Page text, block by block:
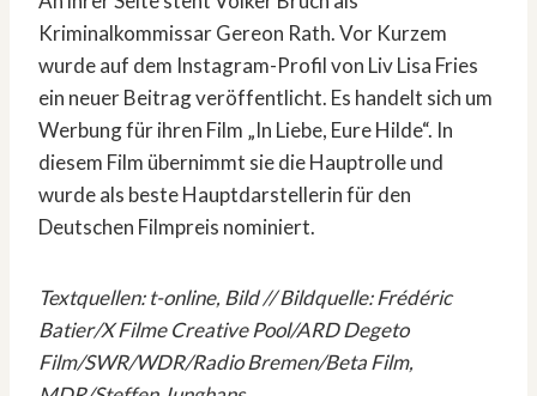
Kriminalkommissar Gereon Rath. Vor Kurzem
wurde auf dem Instagram-Profil von Liv Lisa Fries
ein neuer Beitrag veröffentlicht. Es handelt sich um
Werbung für ihren Film „In Liebe, Eure Hilde“. In
diesem Film übernimmt sie die Hauptrolle und
wurde als beste Hauptdarstellerin für den
Deutschen Filmpreis nominiert.
Textquellen:t-online, Bild // Bildquelle: Frédéric
Batier/X Filme Creative Pool/ARD Degeto
Film/SWR/WDR/Radio Bremen/Beta Film,